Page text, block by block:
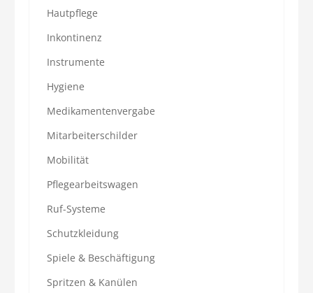
Hautpflege
Inkontinenz
Instrumente
Hygiene
Medikamentenvergabe
Mitarbeiterschilder
Mobilität
Pflegearbeitswagen
Ruf-Systeme
Schutzkleidung
Spiele & Beschäftigung
Spritzen & Kanülen